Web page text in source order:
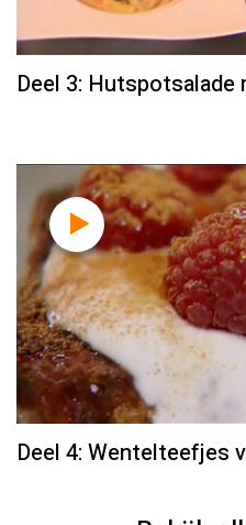
Deel 3:
Deel 4: Wentelteefjes